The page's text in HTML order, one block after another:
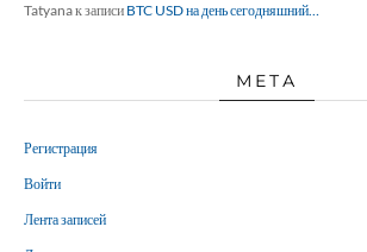
Tatyanaк записи BTC USD на день сегодняшний…
МЕТА
Регистрация
Войти
Лента записей